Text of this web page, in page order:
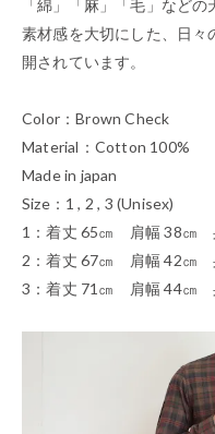
「綿」「麻」「毛」などの
素材感を大切にした、日々
開されています。
Color：Brown Check
Material：Cotton 100%
Made in japan
Size：1 , 2 , 3 (Unisex)
1：着丈 65㎝ 肩幅 38㎝
2：着丈 67㎝ 肩幅 42㎝
3：着丈 71㎝ 肩幅 44㎝